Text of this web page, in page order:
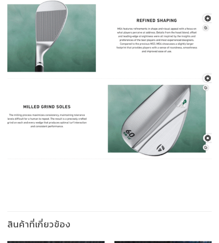
สินค้าที่เกี่ยวข้อง